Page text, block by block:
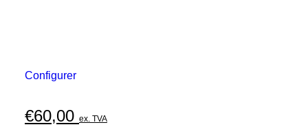
Configurer
€60,00 ex. TVA